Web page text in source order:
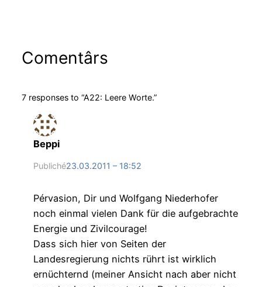
Comentârs
7 responses to “A22: Leere Worte.”
Beppi
Publiché23.03.2011 – 18:52
Pérvasion, Dir und Wolfgang Niederhofer
noch einmal vielen Dank für die aufgebrachte
Energie und Zivilcourage!
Dass sich hier von Seiten der
Landesregierung nichts rührt ist wirklich
ernüchternd (meiner Ansicht nach aber nicht